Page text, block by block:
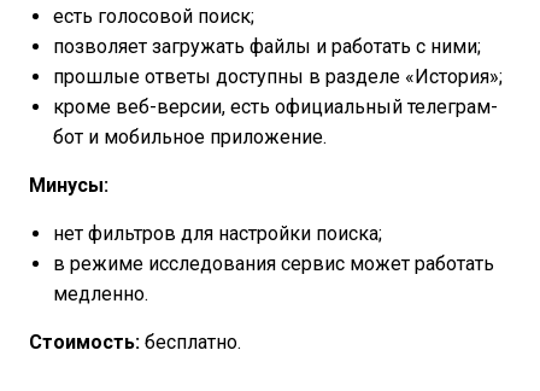
есть голосовой поиск;
позволяет загружать файлы и работать с ними;
прошлые ответы доступны в разделе «История»;
кроме веб-версии, есть официальный телеграм-
бот и мобильное приложение.
Минусы:
нет фильтров для настройки поиска;
в режиме исследования сервис может работать
медленно.
Стоимость: бесплатно.